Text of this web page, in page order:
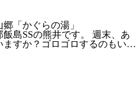
「かぐらの湯」
島SSの熊井です。 週末、あ
ますか？ゴロゴロするのもい…